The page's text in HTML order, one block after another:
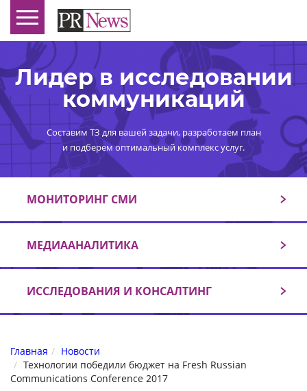
Лидер в исследовании
коммуникаций
Составим ТЗ для вашей задачи, разработаем план
и подберем оптимальный комплекс услуг.
МОНИТОРИНГ СМИ
МЕДИААНАЛИТИКА
ИССЛЕДОВАНИЯ И КОНСАЛТИНГ
Главная
Новости
Технологии победили бюджет на Fresh Russian
Communications Conference 2017